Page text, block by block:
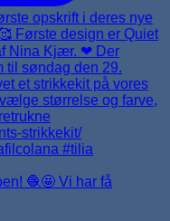
🧶🤩 Vi har få